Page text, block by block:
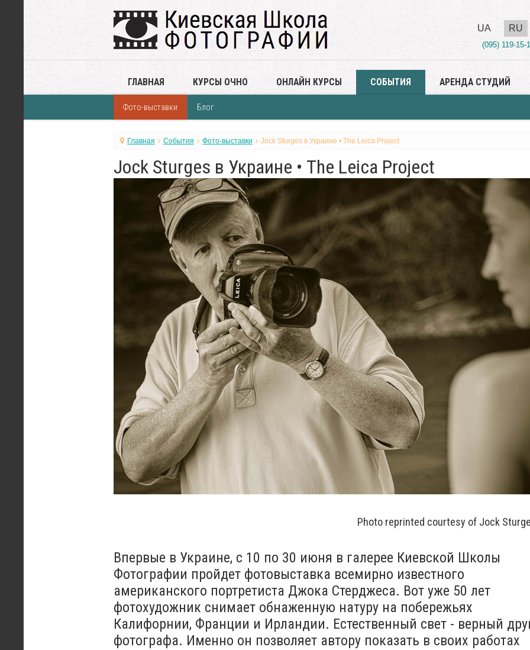
UA RU
(095) 119-15-
ГЛАВНАЯ КУРСЫ ОЧНО ОНЛАЙН КУРСЫ СОБЫТИЯ
Фото-выставки Блог
АРЕНДА СТУДИЙ
Главная События Фото-выставки Jock Sturges в Украине • The Leica Project
Jock Sturges в Украине • The Leica Project
Photo reprinted courtesy of Jock
Впервые в Украине, с 10 по 30 июня в галерее Киевской Школы
Фотографии пройдет фотовыставка всемирно известного
американского портретиста Джока Стерджеса. Вот уже 50 лет
фотохудожник снимает обнаженную натуру на побережьях
Калифорнии, Франции и Ирландии. Естественный свет - верный
фотографа. Именно он позволяет автору показать в своих работах